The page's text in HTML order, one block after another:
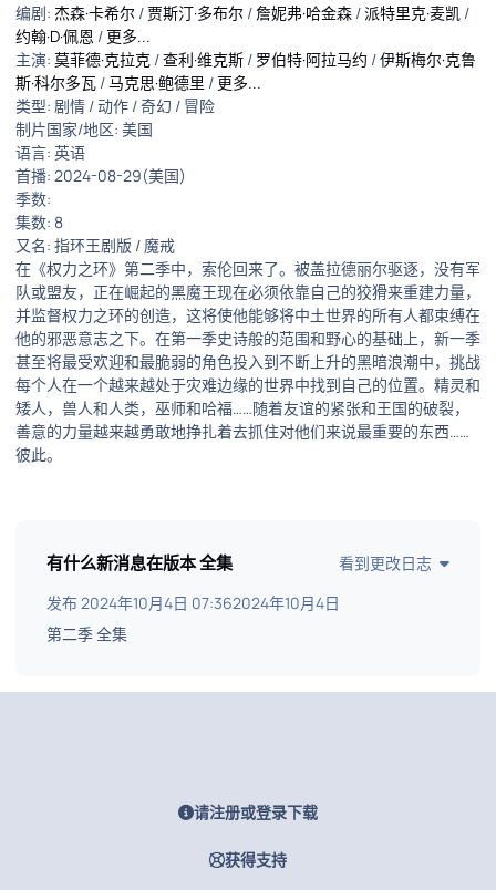
编剧: 杰森·卡希尔 /贾斯汀·多布尔 /詹妮弗·哈金森 /派特里克·麦凯 /
约翰·D·佩恩 / 更多...
主演: 莫菲德·克拉克 /查利·维克斯 / 罗伯特·阿拉马约 /伊斯梅尔·克鲁
斯·科尔多瓦 /马克思·鲍德里 / 更多...
类型: 剧情 /动作 /奇幻 / 冒险
制片国家/地区: 美国
语言: 英语
首播: 2024-08-29(美国)
季数:
集数: 8
又名: 指环王剧版 / 魔戒
在《权力之环》第二季中，索伦回来了。被盖拉德丽尔驱逐，没有军
队或盟友，正在崛起的黑魔王现在必须依靠自己的狡猾来重建力量，
并监督权力之环的创造，这将使他能够将中土世界的所有人都束缚在
他的邪恶意志之下。在第一季史诗般的范围和野心的基础上，新一季
甚至将最受欢迎和最脆弱的角色投入到不断上升的黑暗浪潮中，挑战
每个人在一个越来越处于灾难边缘的世界中找到自己的位置。精灵和
矮人，兽人和人类，巫师和哈福……随着友谊的紧张和王国的破裂，
善意的力量越来越勇敢地挣扎着去抓住对他们来说最重要的东西……
彼此。
有什么新消息在版本全集
看到更改日志
发布2024年10月4日 07:362024年10月4日
第二季 全集
请注册或登录下载
获得支持